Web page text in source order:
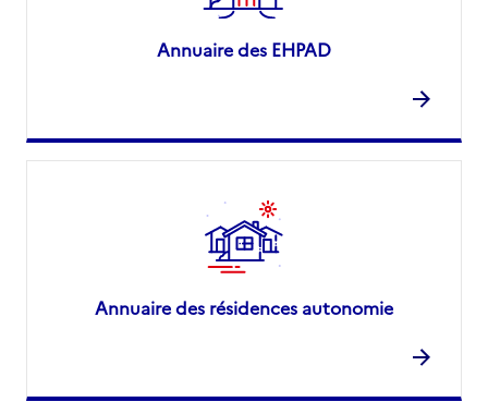
Annuaire des EHPAD
Annuaire des résidences autonomie